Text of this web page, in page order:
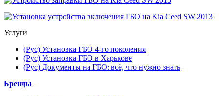
Услуги
(Рус) Установка ГБО 4-го поколения
(Рус) Установка ГБО в Харькове
(Рус) Документы на ГБО: всё, что нужно знать
Бренды